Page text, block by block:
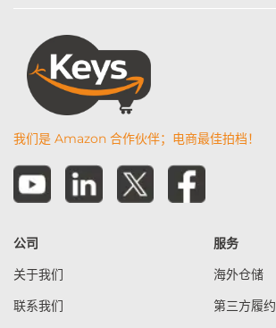
我们是 Amazon 合作伙伴；电商最佳拍档！
公司
关于我们
联系我们
服务
海外仓储
第三方履约